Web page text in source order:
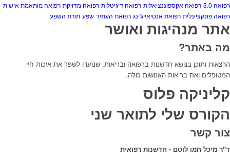
רפואה 3.0
רפואה אקספוננציאלית רפואה דיגיטלית רפואה מדויקת רפואה מותאמת אישית
רפואה פונקציונלית רפואת אנטיאייג'ינג רפואת העתיד שפע תורת השפע
אתר מנהיגות ואושר
מה באתר?
הרצאות ותוכן בנושא חדשנות ברפואה ובריאות, שנועדו לשפר את איכות חיי
המטופלים ואת בריאות האנושות כולה.
קליניקה פלוס
הקורס שלי לתואר שני
צור קשר
ד"ר מיכל חמו לוטם - חדשנות רפואית